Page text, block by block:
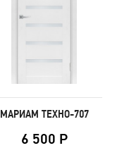
МАРИАМ ТЕХНО-707
6 500 Р